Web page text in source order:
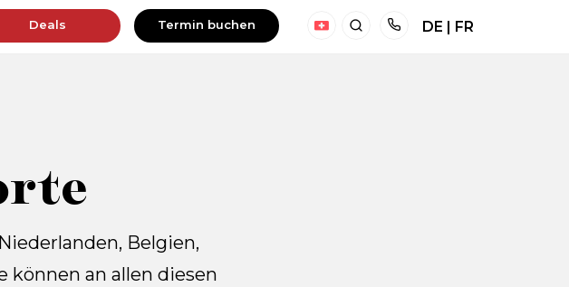
Deals Termin buchen DE | FR
Belgien,
können an allen diesen